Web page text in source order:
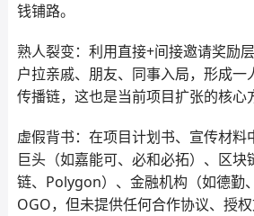
钱铺路。
熟人裂变：利用直接+间接邀请奖励
户拉亲戚、朋友、同事入局，形成一
传播链，这也是当前项目扩张的核心
虚假背书：在项目计划书、宣传材料
巨头（如嘉能可、必和必拓）、区块
链、Polygon）、金融机构（如德勤
OGO，但未提供任何合作协议、授